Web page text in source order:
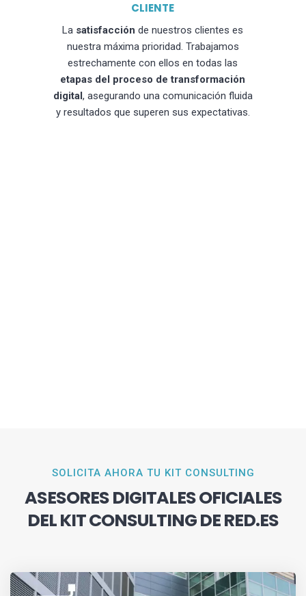
CLIENTE
La satisfacción de nuestros clientes es
nuestra máxima prioridad. Trabajamos
estrechamente con ellos en todas las
etapas del proceso de transformación
digital, asegurando una comunicación fluida
y resultados que superen sus expectativas.
SOLICITA AHORA TU KIT CONSULTING
ASESORES DIGITALES OFICIALES
DEL KIT CONSULTING DE RED.ES